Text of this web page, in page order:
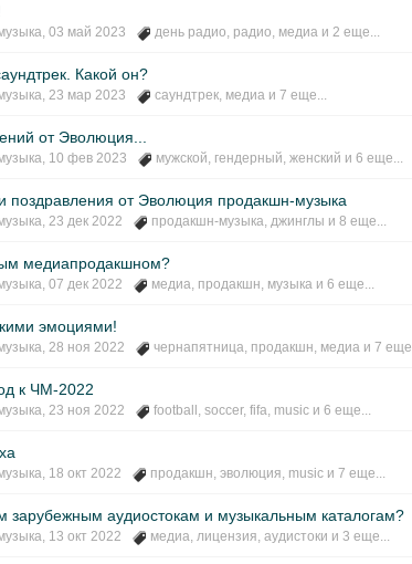
,03 май 2023 день радио, радио, медиа и 2 еще...
Какой он?
,23 мар 2023 саундтрек, медиа и 7 еще...
от Эволюция...
, 10 фев 2023 мужской, гендерный,женский и 6 еще...
поздравления от Эволюция продакшн-музыка
,23 дек 2022 продакшн-музыка,джинглы и 8 еще...
медиапродакшном?
,07 дек 2022 медиа, продакшн, музыка и 6 еще...
эмоциями!
,28 ноя 2022 чернапятница, продакшн, медиа и 7
к ЧМ-2022
,23 ноя 2022 football ,soccer,fifa, music и 6 еще...
, 18 окт 2022 продакшн,эволюция, music и 7 еще...
зарубежным аудиостокам и музыкальным каталогам?
, 13 окт 2022 медиа,лицензия,аудистоки и 3 еще...